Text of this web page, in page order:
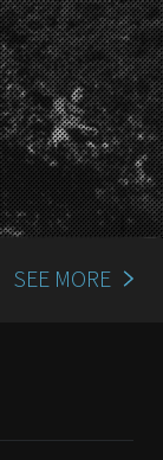
SEE MORE